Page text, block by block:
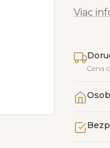
Viac
Cena